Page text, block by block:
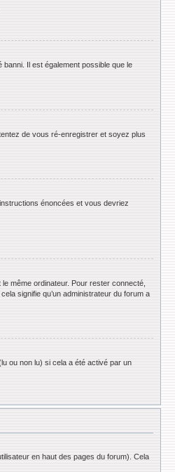
Il est également possible que le
de vous ré-enregistrer et soyez plus
instructions énoncées et vous devriez
même ordinateur. Pour rester connecté,
signifie qu’un administrateur du forum a
ou non lu) si cela a été activé par un
en haut des pages du forum). Cela